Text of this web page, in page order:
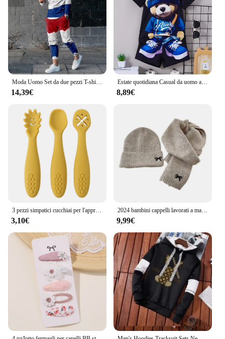
Moda Uomo Set da due pezzi T-shirt stampate grafiche e pantaloni slim Abiti da uomo 2023 Primavera Autunno Abbigliamento Casual Streetwear
14,39€
Estate quotidiana Casual da uomo a maniche corte sport all'aria aperta pantaloni da spiaggia da uomo moda orso stampa t-shirt e pantaloncini da uomo 2 pezzi Set
8,89€
3 pezzi simpatici cucchiai per l'apprendimento del bambino Set di utensili Set di cucchiai per l'alimentazione del neonato paletta per bambini posate per lo svezzamento Tablewar per bambini
3,10€
2024 bambini cappelli lavorati a maglia sciarpe set coreano carino fiocco ricamato cappello alla moda solido ragazze berretto invernale caldo accessori per bambini
9,99€